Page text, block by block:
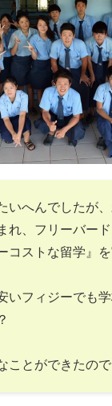
いへんでしたが
れ、フリーバー
コストな留学』を
いフィジーでも
ことができたの